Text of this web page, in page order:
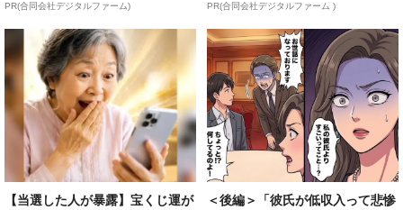
PR(合同会社デジタルファーム) PR(合同会社デジタルファーム )
【当選した人が暴露】宝くじ運が
＜後編＞「彼氏が低収入って悲惨